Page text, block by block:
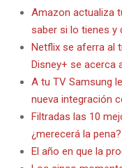
Amazon actualiza
saber si lo tienes y
Netflix se aferra al
Disney+ se acerca
A tu TV Samsung
nueva integración
Filtradas las 10
¿merecerá la pena?
El año en que la